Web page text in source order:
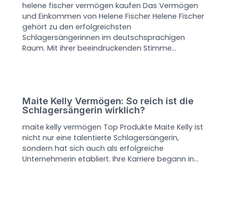
helene fischer vermögen kaufen Das Vermögen
und Einkommen von Helene Fischer Helene Fischer
gehört zu den erfolgreichsten
Schlagersängerinnen im deutschsprachigen
Raum. Mit ihrer beeindruckenden Stimme…
Maite Kelly Vermögen: So reich ist die
Schlagersängerin wirklich?
maite kelly vermögen Top Produkte Maite Kelly ist
nicht nur eine talentierte Schlagersängerin,
sondern hat sich auch als erfolgreiche
Unternehmerin etabliert. Ihre Karriere begann in…